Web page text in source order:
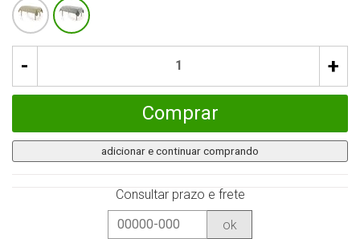
- +
Comprar
adicionar e continuar comprando
Consultar prazo e frete
ok